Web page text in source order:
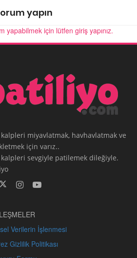
yapın
yapabilmek için lütfen giriş yapınız.
miyavlatmak, havhavlatmak ve
için varız..
sevgiyle patilemek dileğiyle.
Verilerin İşlenmesi
Gizlilik Politikası